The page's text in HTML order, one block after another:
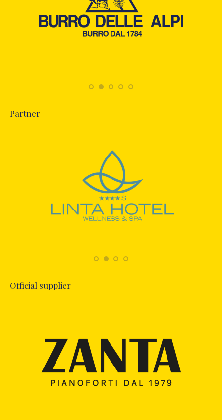
Partner
Official supplier